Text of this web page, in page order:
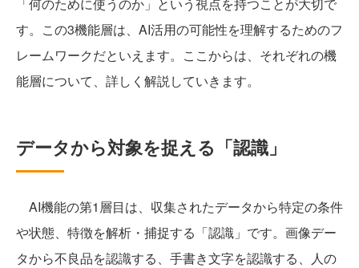
す。この3機能層は、AI活用の可能性を理解するためのフ
レームワークだといえます。ここからは、それぞれの機
能層について、詳しく解説していきます。
データから対象を捉える「認識」
AI機能の第1層目は、収集されたデータから特定の条件
や状態、特徴を解析・捕捉する「認識」です。画像デー
タから不良品を認識する、手書き文字を認識する、人の